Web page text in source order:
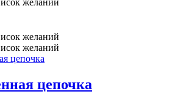
желаний
желаний
цепочка